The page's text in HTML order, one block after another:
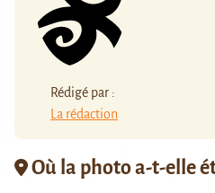
Rédigé par :
La rédaction
Où la photo a-t-elle